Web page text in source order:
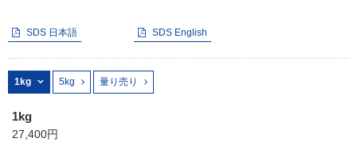
カテゴリで検索する
商品分類
SDS 日本語 SDS English
1kg 5kg 量り売り
1kg
27,400円